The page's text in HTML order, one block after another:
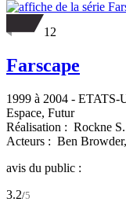
12
Farscape
1999 à 2004 - ETATS-
Espace, Futur
Réalisation : Rockne
Acteurs : Ben Browder,
avis du public :
3.2/5